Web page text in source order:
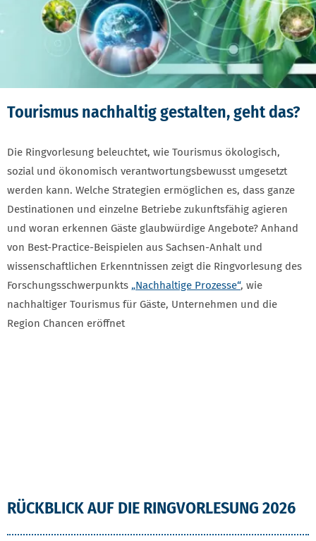
Tourismus nachhaltig gestalten, geht das?
Die Ringvorlesung beleuchtet, wie Tourismus ökologisch,
sozial und ökonomisch verantwortungsbewusst umgesetzt
werden kann. Welche Strategien ermöglichen es, dass ganze
Destinationen und einzelne Betriebe zukunftsfähig agieren
und woran erkennen Gäste glaubwürdige Angebote? Anhand
von Best-Practice-Beispielen aus Sachsen-Anhalt und
wissenschaftlichen Erkenntnissen zeigt die Ringvorlesung des
Forschungsschwerpunkts „Nachhaltige Prozesse“, wie
nachhaltiger Tourismus für Gäste, Unternehmen und die
Region Chancen eröffnet
RÜCKBLICK AUF DIE RINGVORLESUNG 2026